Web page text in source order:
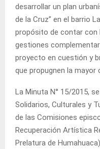
desarrollar un plan
de la Cruz” en el barrio
propósito de contar con
gestiones
proyecto en cuestión y
que propugnen la mayor
La Minuta N° 15/2015,
Solidarios, Culturales y
de las Comisiones
Recuperación Artística
Prelatura de